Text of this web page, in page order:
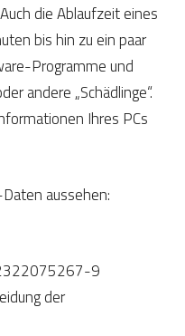
die Ablaufzeit eines
bis hin zu ein paar
Programme und
andere „Schädlinge“.
Ihres PCs
aussehen:
9
der